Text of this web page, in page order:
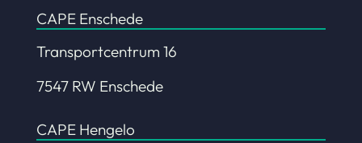
CAPE Enschede
Transportcentrum 16
7547 RW Enschede
CAPE Hengelo